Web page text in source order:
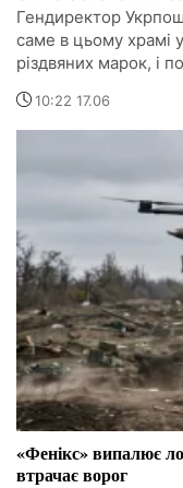
Гендиректор
саме в цьому храмі
різдвяних марок, і
10:22 17.06
«Фенікс» випалює
втрачає ворог